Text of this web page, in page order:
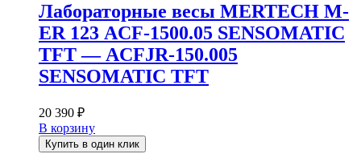
Лабораторные весы MERTECH M-
ER 123 АCF-1500.05 SENSOMATIC
TFT — АCFJR-150.005
SENSOMATIC TFT
20 390 ₽
В корзину
Купить в один клик